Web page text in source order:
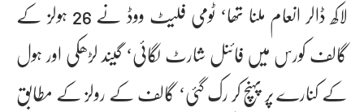
لاکھ ڈالر انعام ملنا تھا‘ ٹومی فلیٹ ووڈ نے 26 ہولز کے
گالف کورس میں فائنل شارٹ لگائی‘ گیند لڑھکی اور ہول
کے کنارے پر پہنچ کر رک گئی‘ گالف کے رولز کے مطابق